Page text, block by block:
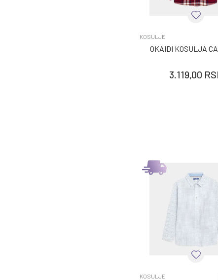
KOSULJE
OKAIDI KOSULJA
3.119,00
KOSULJE